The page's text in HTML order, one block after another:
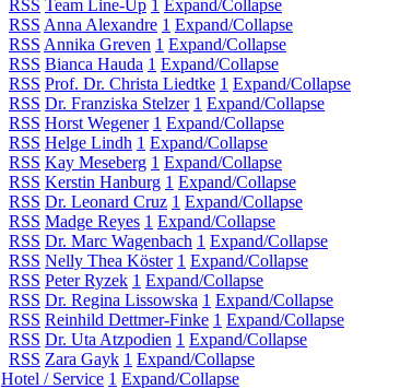
RSS Team Line-Up 1 Expand/Collapse
RSS Anna Alexandre 1 Expand/Collapse
RSS Annika Greven 1 Expand/Collapse
RSS Bianca Hauda 1 Expand/Collapse
RSS Prof. Dr. Christa Liedtke 1 Expand/Collapse
RSS Dr. Franziska Stelzer 1 Expand/Collapse
RSS Horst Wegener 1 Expand/Collapse
RSS Helge Lindh 1 Expand/Collapse
RSS Kay Meseberg 1 Expand/Collapse
RSS Kerstin Hanburg 1 Expand/Collapse
RSS Dr. Leonard Cruz 1 Expand/Collapse
RSS Madge Reyes 1 Expand/Collapse
RSS Dr. Marc Wagenbach 1 Expand/Collapse
RSS Nelly Thea Köster 1 Expand/Collapse
RSS Peter Ryzek 1 Expand/Collapse
RSS Dr. Regina Lissowska 1 Expand/Collapse
RSS Reinhild Dettmer-Finke 1 Expand/Collapse
RSS Dr. Uta Atzpodien 1 Expand/Collapse
RSS Zara Gayk 1 Expand/Collapse
Hotel / Service 1 Expand/Collapse